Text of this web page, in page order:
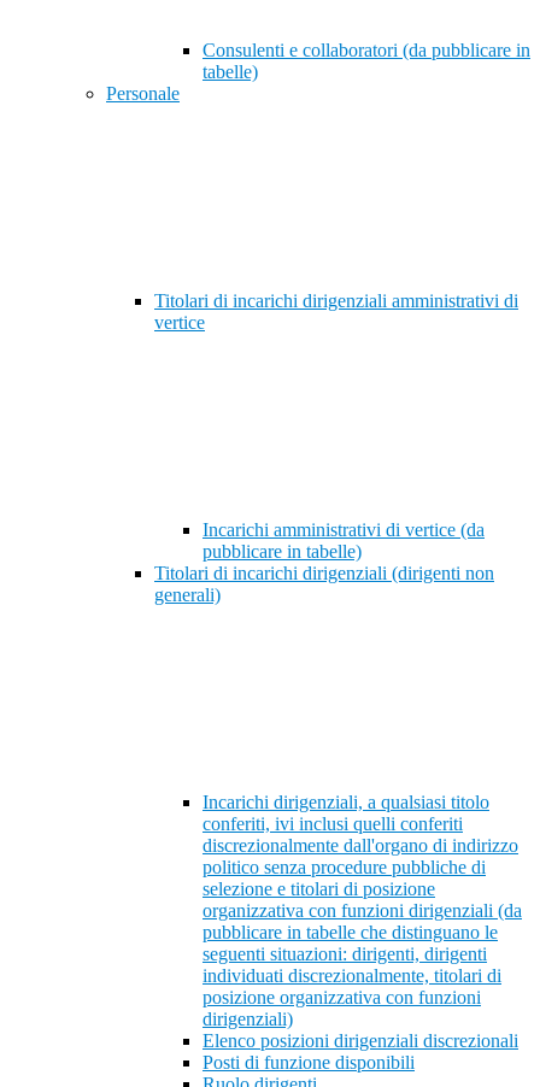
Consulenti e collaboratori (da pubblicare in
tabelle)
Personale
Titolari di incarichi dirigenziali amministrativi di
vertice
Incarichi amministrativi di vertice (da
pubblicare in tabelle)
Titolari di incarichi dirigenziali (dirigenti non
generali)
Incarichi dirigenziali, a qualsiasi titolo
conferiti, ivi inclusi quelli conferiti
discrezionalmente dall'organo di indirizzo
politico senza procedure pubbliche di
selezione e titolari di posizione
organizzativa con funzioni dirigenziali (da
pubblicare in tabelle che distinguano le
seguenti situazioni: dirigenti, dirigenti
individuati discrezionalmente, titolari di
posizione organizzativa con funzioni
dirigenziali)
Elenco posizioni dirigenziali discrezionali
Posti di funzione disponibili